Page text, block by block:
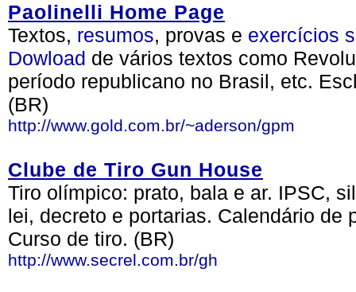
Paolinelli Home Page
Textos, resumos, provas e exercícios
Dowload de vários textos como
período republicano no Brasil, etc.
(BR)
http://www.gold.com.br/~aderson/gpm
Clube de Tiro Gun House
Tiro olímpico: prato, bala e ar. IPSC,
lei, decreto e portarias. Calendário de
Curso de tiro. (BR)
http://www.secrel.com.br/gh